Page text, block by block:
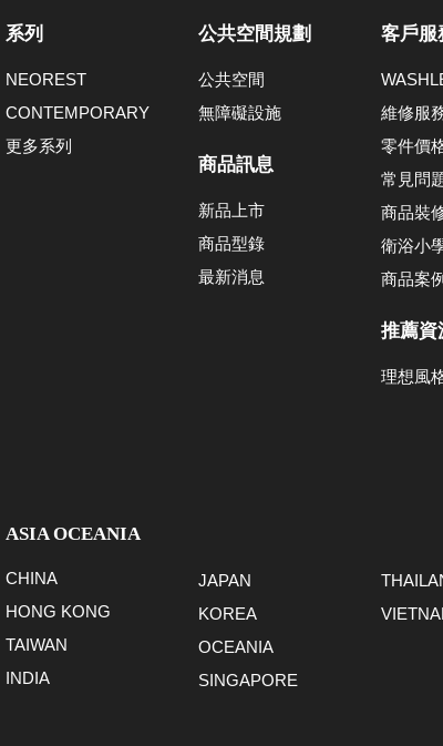
系列
NEOREST
CONTEMPORARY
更多系列
公共空間規劃
公共空間
無障礙設施
商品訊息
新品上市
商品型錄
最新消息
客戶服
維修服
零件價
常見問
商品裝
衛浴小
商品案
推薦資
理想風
ASIA OCEANIA
CHINA
HONG KONG
TAIWAN
INDIA
JAPAN
KOREA
OCEANIA
SINGAPORE